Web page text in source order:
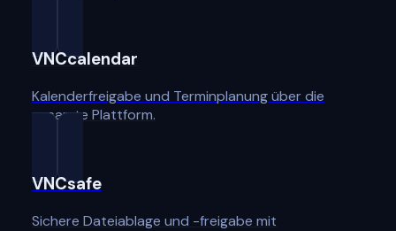
VNCcalendar
Kalenderfreigabe und Terminplanung über die
gesamte Plattform.
VNCsafe
Sichere Dateiablage und -freigabe mit